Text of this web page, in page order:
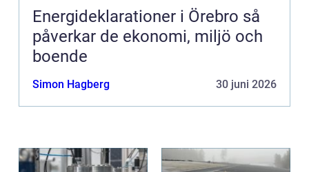
Energideklarationer i Örebro så
påverkar de ekonomi, miljö och
boende
Simon Hagberg 30 juni 2026